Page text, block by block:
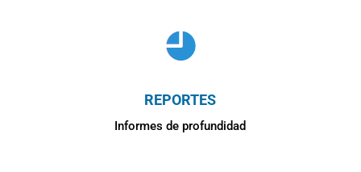
REPORTES
Informes de profundidad